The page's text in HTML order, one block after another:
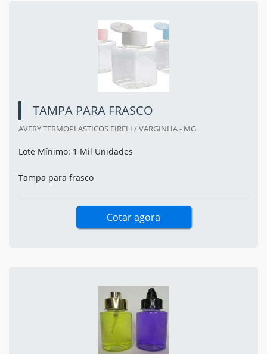
TAMPA PARA FRASCO
AVERY TERMOPLASTICOS EIRELI / VARGINHA - MG
Lote Mínimo: 1 Mil Unidades
Tampa para frasco
Cotar agora